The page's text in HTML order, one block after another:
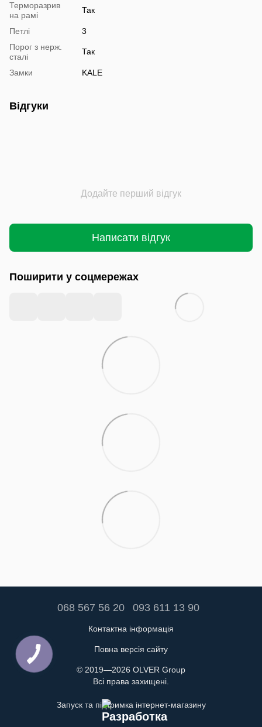
Терморазрив
на рамі
Так
Петлі
3
Порог з нерж.
сталі
Так
Замки KALE
Відгуки
Додайте перший відгук
Написати відгук
Поширити у соцмережах
068 567 56 20 093 611 13 90
Контактна інформація
Повна версія сайту
© 2019—2026 OLVER Group
Всі права захищені.
Запуск та підтримка інтернет-магазину